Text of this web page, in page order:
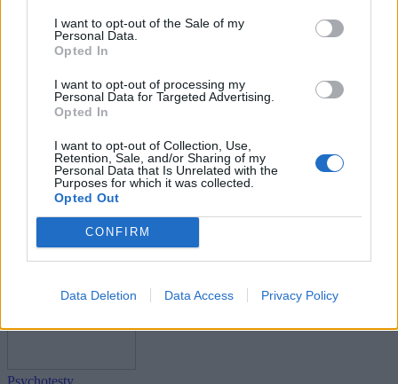
I want to opt-out of the Sale of my
Personal Data.
Opted In
I want to opt-out of processing my
Personal Data for Targeted Advertising.
Opted In
I want to opt-out of Collection, Use,
Retention, Sale, and/or Sharing of my
Personal Data that Is Unrelated with the
Purposes for which it was collected.
Opted Out
CONFIRM
Data Deletion Data Access Privacy Policy
Psychotesty
W jaki sposób tworzysz wspomnienia?
Psychotesty
Dokończ zdanie i sprawdź, jaka jest
Twoja życ...
Psychotesty